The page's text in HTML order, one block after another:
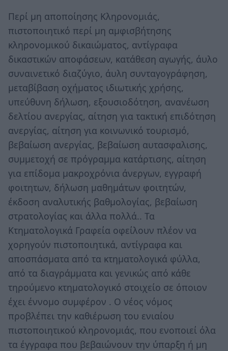
Περί μη αποποίησης Κληρονομιάς,
πιστοποιητικό περί μη αμφισβήτησης
κληρονομικού δικαιώματος, αντίγραφα
δικαστικών αποφάσεων, κατάθεση αγωγής, άυλο
συναινετικό διαζύγιο, άυλη συνταγογράφηση,
μεταβίβαση οχήματος ιδιωτικής χρήσης,
υπεύθυνη δήλωση, εξουσιοδότηση, ανανέωση
δελτίου ανεργίας, αίτηση για τακτική επιδότηση
ανεργίας, αίτηση για κοινωνικό τουρισμό,
βεβαίωση ανεργίας, βεβαίωση αυτασφαλισης,
συμμετοχή σε πρόγραμμα κατάρτισης, αίτηση
για επίδομα μακροχρόνια άνεργων, εγγραφή
φοιτητων, δήλωση μαθημάτων φοιτητών,
έκδοση αναλυτικής βαθμολογίας, βεβαίωση
στρατολογίας και άλλα πολλά.. Τα
Κτηματολογικά Γραφεία οφείλουν πλέον να
χορηγούν πιστοποιητικά, αντίγραφα και
αποσπάσματα από τα κτηματολογικά φύλλα,
από τα διαγράμματα και γενικώς από κάθε
τηρούμενο κτηματολογικό στοιχείο σε όποιον
έχει έννομο συμφέρον . Ο νέος νόμος
προβλέπει την καθιέρωση του ενιαίου
πιστοποιητικού κληρονομιάς, που ενοποιεί όλα
τα έγγραφα που βεβαιώνουν την ύπαρξη ή μη